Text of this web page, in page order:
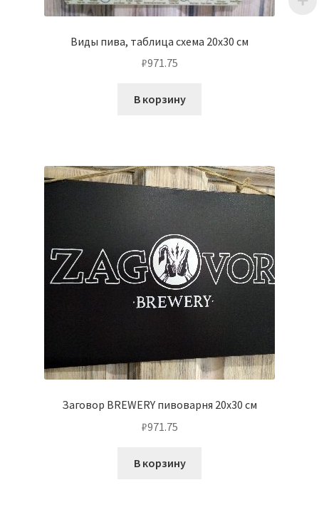
Виды пива, таблица схема 20х30 см
₽971.75
В корзину
Заговор BREWERY пивоварня 20х30 см
₽971.75
В корзину